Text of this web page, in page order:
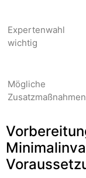
Expertenwahl
wichtig
Mögliche
Zusatzmaßnahmen